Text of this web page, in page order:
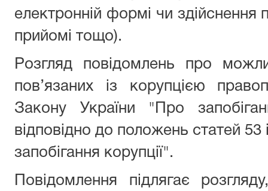
електронній формі чи
прийомі тощо).
Розгляд повідомлень про
пов’язаних із корупцією
Закону України "Про
відповідно до положень статей
запобігання корупції".
Повідомлення підлягає